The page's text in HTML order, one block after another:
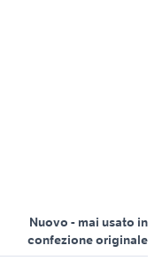
Nuovo - mai usato in
confezione originale